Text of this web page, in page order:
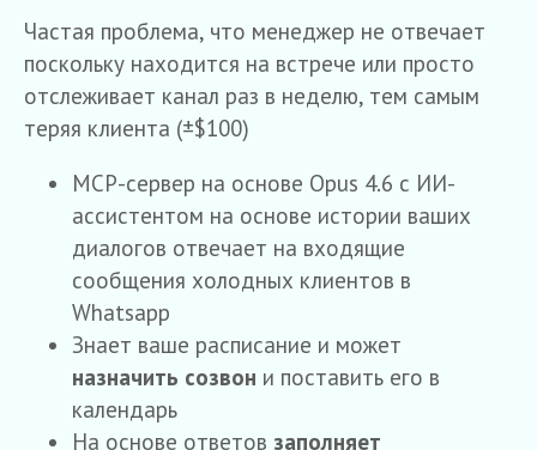
Частая проблема, что менеджер не отвечает
поскольку находится на встрече или просто
отслеживает канал раз в неделю, тем самым
теряя клиента (±$100)
MCP-сервер на основе Opus 4.6 с ИИ-
ассистентом на основе истории ваших
диалогов отвечает на входящие
сообщения холодных клиентов в
Whatsapp
Знает ваше расписание и может
назначить созвон и поставить его в
календарь
На основе ответов заполняет